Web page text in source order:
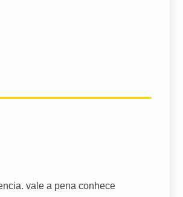
vale a pena conhece